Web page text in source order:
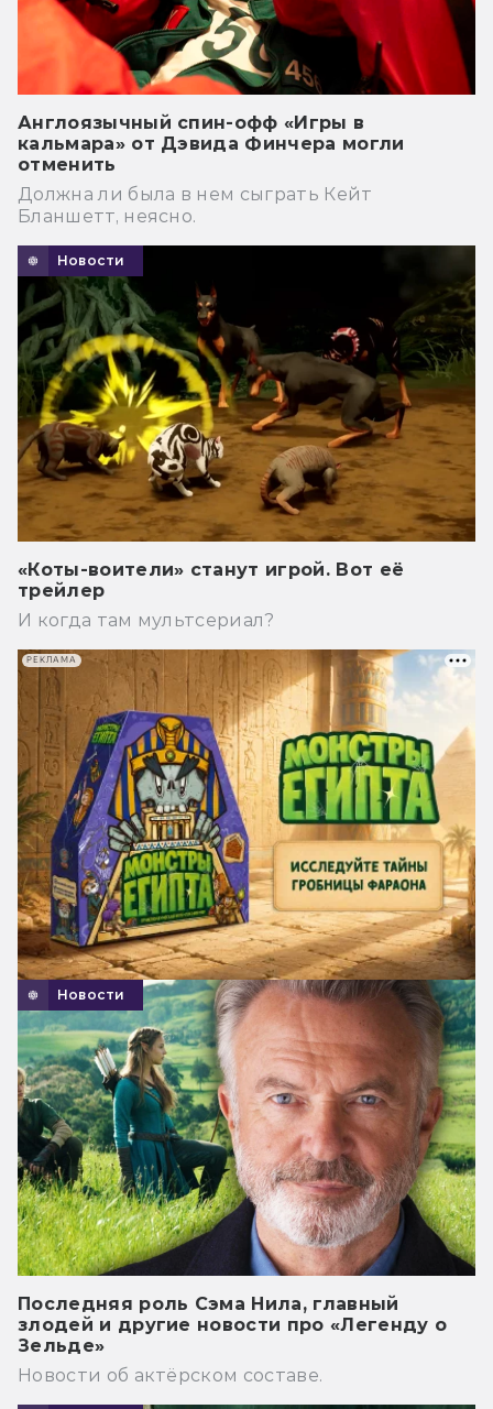
Англоязычный спин-офф «Игры в
кальмара» от Дэвида Финчера могли
отменить
Должна ли была в нем сыграть Кейт
Бланшетт, неясно.
Новости
«Коты-воители» станут игрой. Вот её
трейлер
И когда там мультсериал?
Новости
Последняя роль Сэма Нила, главный
злодей и другие новости про «Легенду о
Зельде»
Новости об актёрском составе.
РЕКЛАМА